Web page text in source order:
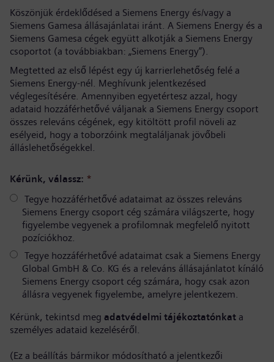
Köszönjük érdeklődésed a Siemens Energy és/vagy a
Siemens Gamesa állásajánlatai iránt. A Siemens Energy és a
Siemens Gamesa cégek együtt alkotják a Siemens Energy
csoportot (a továbbiakban: „Siemens Energy”).
Megtetted az első lépést egy új karrierlehetőség felé a
Siemens Energy-nél. Meghívunk jelentkezésed
véglegesítésére. Amennyiben egyetértesz azzal, hogy
adataid hozzáférhetővé váljanak a Siemens Energy csoport
összes releváns cégének, egy kitöltött profil növeli az
esélyeid, hogy a toborzóink megtaláljanak jövőbeli
álláslehetőségekkel.
Kérünk, válassz: *
Tegye hozzáférhetővé adataimat az összes releváns
Siemens Energy csoport cég számára világszerte, hogy
figyelembe vegyenek a profilomnak megfelelő nyitott
pozíciókhoz.
Tegye hozzáférhetővé adataimat csak a Siemens Energy
Global GmbH & Co. KG és a releváns állásajánlatot kínáló
Siemens Energy csoport cég számára, hogy csak azon
állásra vegyenek figyelembe, amelyre jelentkezem.
Kérünk, tekintsd meg adatvédelmi tájékoztatónkat a
személyes adataid kezeléséről.
(Ez a beállítás bármikor módosítható a jelentkezői